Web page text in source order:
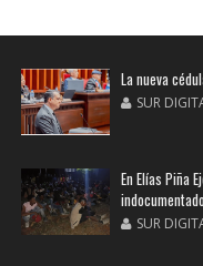
La nueva
SUR
En Elías Piña
SUR